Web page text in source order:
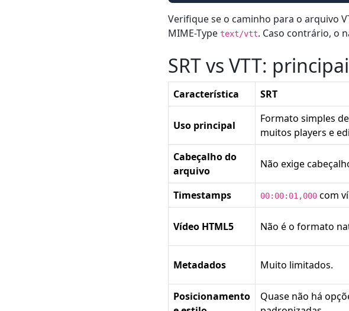
Verifique se o caminho para o arquivo
MIME-Type text/vtt. Caso contrário, o
SRT vs VTT:
Característica SRT
Uso principal
Formato simples
muitos players e
Cabeçalho do
arquivo
Não exige
Timestamps 00:00:01,000 com
Vídeo HTML5 Não é o formato
Metadados Muito limitados.
Posicionamento
Quase não há